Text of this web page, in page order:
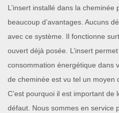
L’insert installé dans la cheminée
beaucoup d’avantages. Aucuns
avec ce système. Il fonctionne
ouvert déjà posée. L’insert
consommation énergétique dans
de cheminée est vu tel un moyen
C’est pourquoi il est important de
défaut. Nous sommes en service